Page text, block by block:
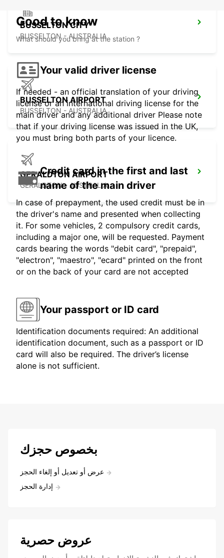
BUSSELTON CITY
BUSSELTON - AUSTRALIA
BUSSELTON AIRPORT
BUSSELTON - AUSTRALIA
GERALDTON AIRPORT
GERALDTON - AUSTRALIA
Good to know
What should you bring at the station ?
Your valid driver license
If needed - an official translation of your driving
license or an international driving license for the
main driver and any additional driver Please note
that if your driving license was issued in the UK,
you must bring both parts of your licence.
Credit card in the first and last
name of the main driver
In case of prepayment, the used credit must be in
the driver's name and presented when collecting
it. For some vehicles, 2 compulsory credit cards,
including a major one, will be requested. Payment
cards bearing the words "debit card", "prepaid",
"electron", "maestro", "ecard" printed on the front
or on the back of your card are not accepted
Your passport or ID card
Identification documents required: An additional
identification document, such as a passport or ID
card will also be required. The driver’s license
alone is not sufficient.
بخصوص حجزك
عرض أو تعديل أو إلغاء الحجز
إدارة الحجز
عروض حصرية